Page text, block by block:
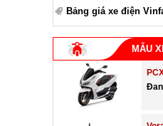
Bảng giá xe điện
MẪU